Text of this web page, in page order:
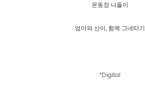
운동장 나들이
엄마와 산이, 함께 그네타기
*Digital